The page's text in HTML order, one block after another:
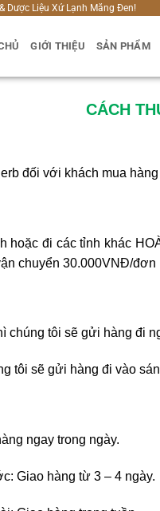
Dược Liệu Xứ Lạnh Măng Đen!
GIỚI THIỆU SẢN PHẨM
CÁCH
đối với khách mua
hoặc đi các tỉnh khác
chuyển 30.000VNĐ/đơn
tôi sẽ gửi hàng đi
tôi sẽ gửi hàng đi vào
ngay trong ngày.
Giao hàng từ 3 – 4 ngày.